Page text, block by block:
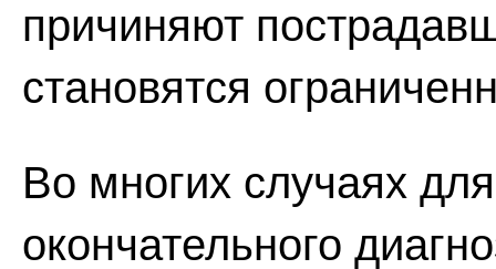
причиняют
становятся
Во многих случаях
окончательного